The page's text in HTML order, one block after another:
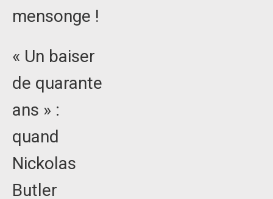
mensonge !
« Un baiser
de quarante
ans » :
quand
Nickolas
Butler